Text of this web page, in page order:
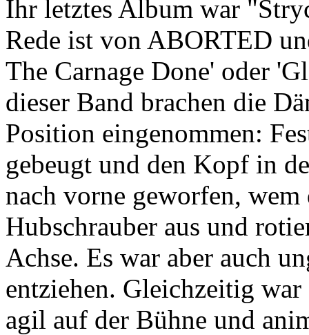
Ihr letztes Album war
Rede ist von ABORTED
The Carnage Done' oder
dieser Band brachen die
Position eingenommen:
gebeugt und den Kopf in
nach vorne geworfen,
Hubschrauber aus und
Achse. Es war aber auch
entziehen. Gleichzeitig
agil auf der Bühne und